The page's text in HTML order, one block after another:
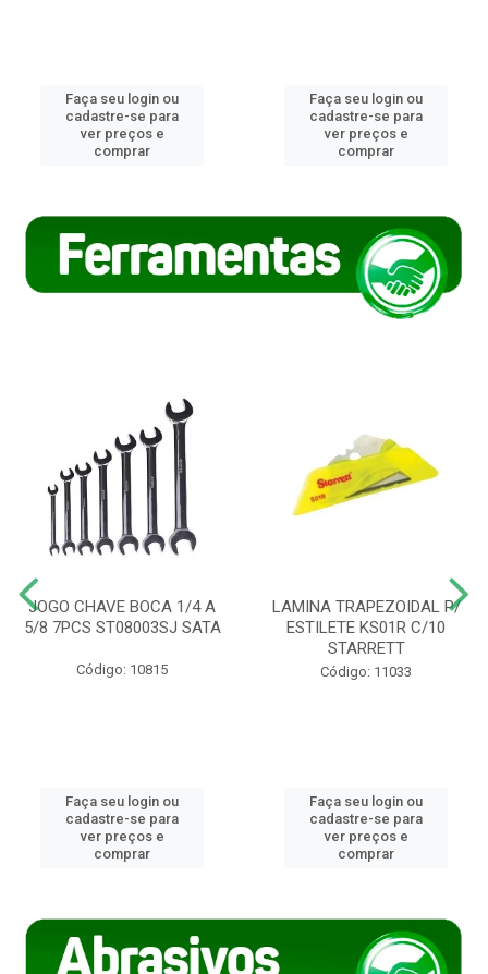
Faça seu login ou
cadastre-se para
ver preços e
comprar
Faça seu login ou
cadastre-se para
ver preços e
comprar
JOGO CHAVE BOCA 1/4 A
5/8 7PCS ST08003SJ SATA
Código: 10815
Faça seu login ou
cadastre-se para
ver preços e
comprar
LAMINA TRAPEZOIDAL P/
ESTILETE KS01R C/10
STARRETT
Código: 11033
Faça seu login ou
cadastre-se para
ver preços e
comprar